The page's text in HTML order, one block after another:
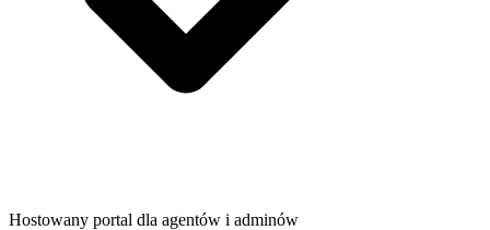
Hostowany portal dla agentów i adminów